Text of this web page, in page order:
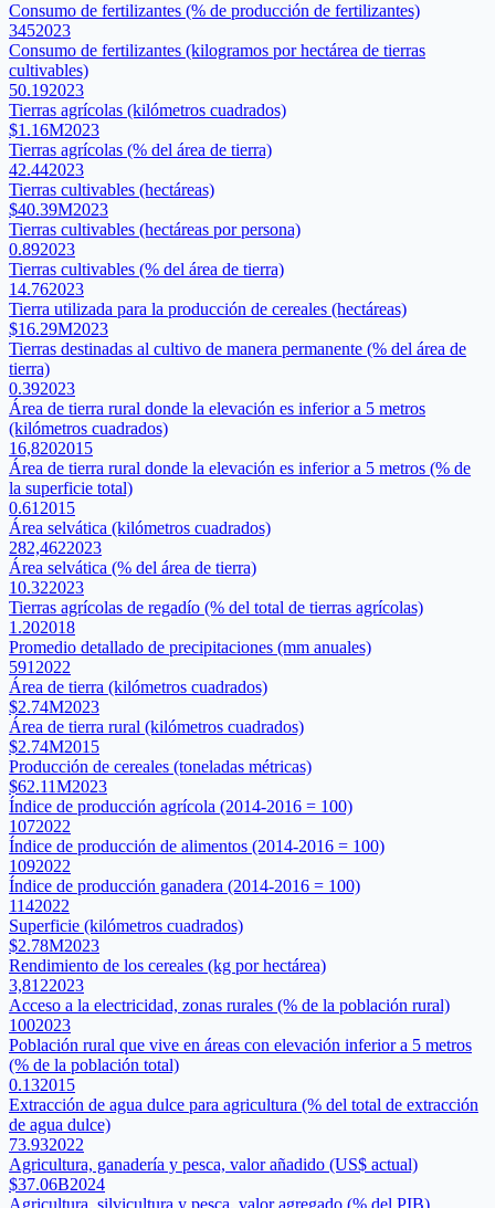
Consumo de fertilizantes (% de producción de fertilizantes)
3452023
Consumo de fertilizantes (kilogramos por hectárea de tierras
cultivables)
50.192023
Tierras agrícolas (kilómetros cuadrados)
$1.16M2023
Tierras agrícolas (% del área de tierra)
42.442023
Tierras cultivables (hectáreas)
$40.39M2023
Tierras cultivables (hectáreas por persona)
0.892023
Tierras cultivables (% del área de tierra)
14.762023
Tierra utilizada para la producción de cereales (hectáreas)
$16.29M2023
Tierras destinadas al cultivo de manera permanente (% del área de
tierra)
0.392023
Área de tierra rural donde la elevación es inferior a 5 metros
(kilómetros cuadrados)
16,8202015
Área de tierra rural donde la elevación es inferior a 5 metros (% de
la superficie total)
0.61 2015
Área selvática (kilómetros cuadrados)
282,4622023
Área selvática (% del área de tierra)
10.322023
Tierras agrícolas de regadío (% del total de tierras agrícolas)
1.202018
Promedio detallado de precipitaciones (mm anuales)
591 2022
Área de tierra (kilómetros cuadrados)
$2.74M2023
Área de tierra rural (kilómetros cuadrados)
$2.74M2015
Producción de cereales (toneladas métricas)
$62.11M2023
Índice de producción agrícola (2014-2016 = 100)
1072022
Índice de producción de alimentos (2014-2016 = 100)
1092022
Índice de producción ganadera (2014-2016 = 100)
1142022
Superficie (kilómetros cuadrados)
$2.78M2023
Rendimiento de los cereales (kg por hectárea)
3,8122023
Acceso a la electricidad, zonas rurales (% de la población rural)
1002023
Población rural que vive en áreas con elevación inferior a 5 metros
(% de la población total)
0.132015
Extracción de agua dulce para agricultura (% del total de extracción
de agua dulce)
73.932022
Agricultura, ganadería y pesca, valor añadido (US$ actual)
$37.06B2024